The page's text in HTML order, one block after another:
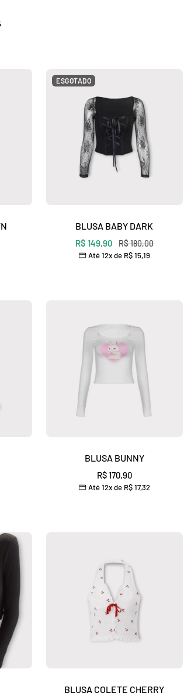
ESGOTADO
BLUSA BABY DARK
Preço
promocional
R$ 149,90
Preço
normal
R$ 180,00
Até 12x de R$ 15,19
BLUSA BUNNY
Preço
promocional
R$ 170,90
Até 12x de R$ 17,32
BLUSA COLETE CHERRY